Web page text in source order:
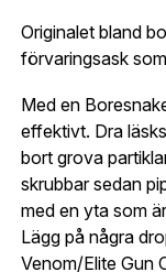
Originalet bland
förvaringsask
Med en
effektivt. Dra
bort grova
skrubbar sedan
med en yta som
Lägg på några
Venom/Elite Gun
Glömt
Skapa
Är du
konto hos
översikt över
Telefon:*
Land:*
Jag
Bevaka